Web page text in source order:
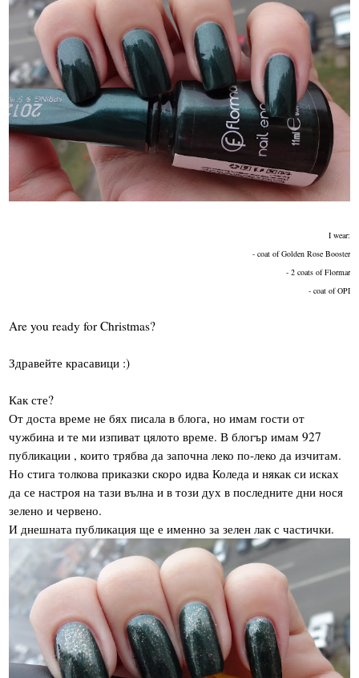
I wear:
- coat of Golden Rose Booster
- 2 coats of Flormar
- coat of OPI
Are you ready for Christmas?
Здравейте красавици :)
Как сте?
От доста време не бях писала в блога, но имам гости от
чужбина и те ми изпиват цялото време. В блогър имам 927
публикации , които трябва да започна леко по-леко да изчитам.
Но стига толкова приказки скоро идва Коледа и някак си исках
да се настроя на тази вълна и в този дух в последните дни нося
зелено и червено.
И днешната публикация ще е именно за зелен лак с частички.